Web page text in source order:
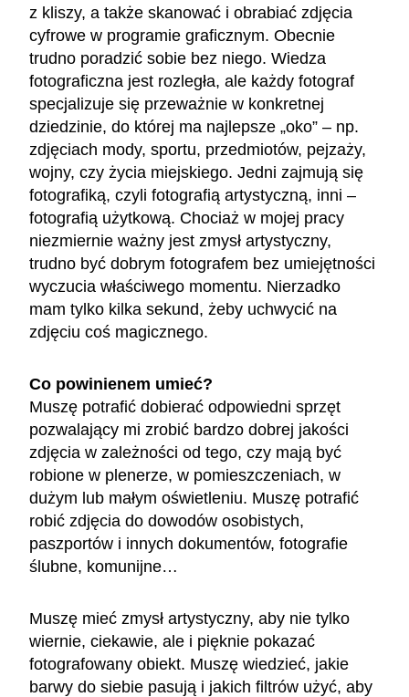
z kliszy, a także skanować i obrabiać zdjęcia
cyfrowe w programie graficznym. Obecnie
trudno poradzić sobie bez niego. Wiedza
fotograficzna jest rozległa, ale każdy fotograf
specjalizuje się przeważnie w konkretnej
dziedzinie, do której ma najlepsze „oko” – np.
zdjęciach mody, sportu, przedmiotów, pejzaży,
wojny, czy życia miejskiego. Jedni zajmują się
fotografiką, czyli fotografią artystyczną, inni –
fotografią użytkową. Chociaż w mojej pracy
niezmiernie ważny jest zmysł artystyczny,
trudno być dobrym fotografem bez umiejętności
wyczucia właściwego momentu. Nierzadko
mam tylko kilka sekund, żeby uchwycić na
zdjęciu coś magicznego.
Co powinienem umieć?
Muszę potrafić dobierać odpowiedni sprzęt
pozwalający mi zrobić bardzo dobrej jakości
zdjęcia w zależności od tego, czy mają być
robione w plenerze, w pomieszczeniach, w
dużym lub małym oświetleniu. Muszę potrafić
robić zdjęcia do dowodów osobistych,
paszportów i innych dokumentów, fotografie
ślubne, komunijne…
Muszę mieć zmysł artystyczny, aby nie tylko
wiernie, ciekawie, ale i pięknie pokazać
fotografowany obiekt. Muszę wiedzieć, jakie
barwy do siebie pasują i jakich filtrów użyć, aby